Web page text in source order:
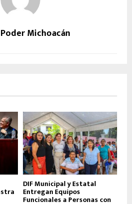
Michoacán
DIF Municipal y Estatal
Entregan Equipos
Funcionales a Personas con